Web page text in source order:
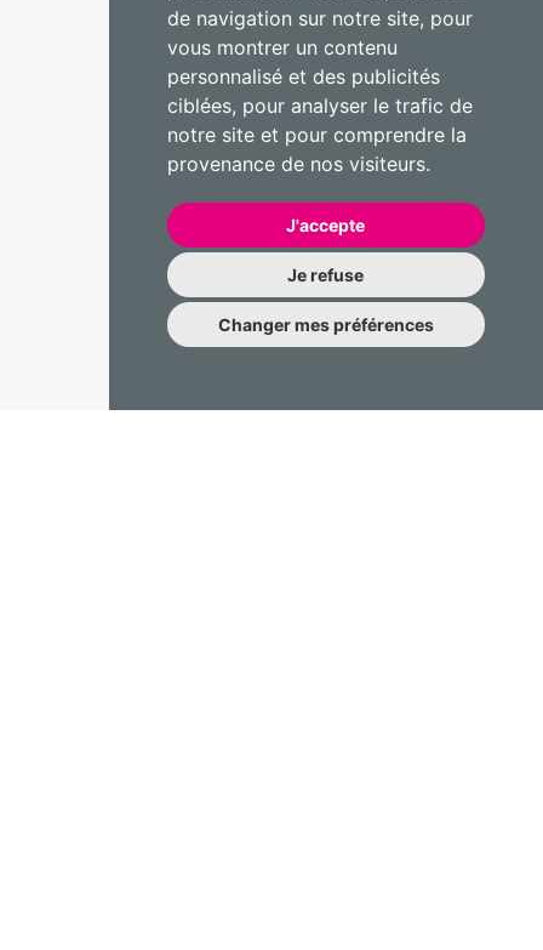
de navigation sur notre site, pour
vous montrer un contenu
personnalisé et des publicités
ciblées, pour analyser le trafic de
notre site et pour comprendre la
provenance de nos visiteurs.
J'accepte
Je refuse
Changer mes préférences